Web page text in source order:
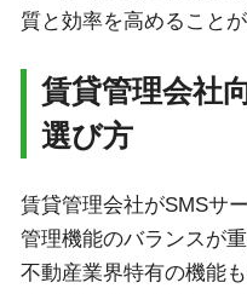
質と効率を高めること
賃貸管理会社
選び方
賃貸管理会社がSMSサ
管理機能のバランスが
不動産業界特有の機能